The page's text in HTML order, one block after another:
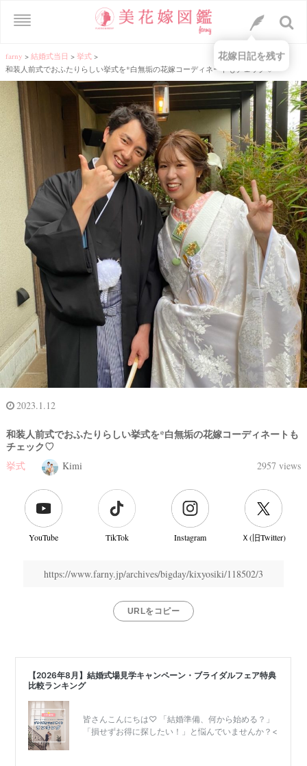
farny > 結婚式当日 > 挙式 >
和装人前式でおふたりらしい挙式を*白無垢の花嫁コーディネートもチェック♡
2023.1.12
和装人前式でおふたりらしい挙式を*白無垢の花嫁コーディネートも
チェック♡
挙式 Kimi 2957 views
YouTube TikTok Instagram Ｘ(旧Twitter)
https://www.farny.jp/archives/bigday/kixyosiki/118502/3
URLをコピー
花嫁日記を残す
結
日